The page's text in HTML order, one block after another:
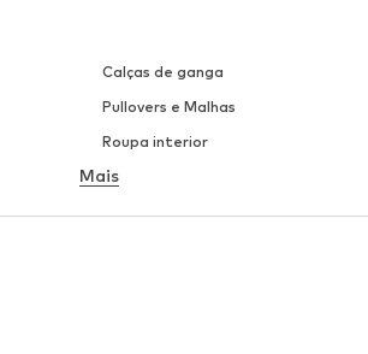
Calças de ganga
Pullovers e Malhas
Roupa interior
Camisas
Fatos e Blazers
Mais